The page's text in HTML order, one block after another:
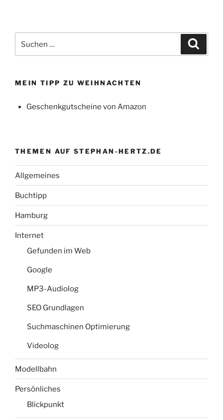
nach:
MEIN TIPP ZU WEIHNACHTEN
Geschenkgutscheine von Amazon
THEMEN AUF STEPHAN-HERTZ.DE
Allgemeines
Buchtipp
Hamburg
Internet
Gefunden im Web
Google
MP3-Audiolog
SEO Grundlagen
Suchmaschinen Optimierung
Videolog
Modellbahn
Persönliches
Blickpunkt